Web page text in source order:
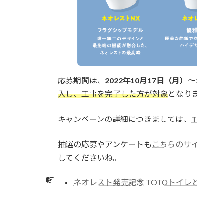
応募期間は、 2022年10月17日（月）～
入し、工事を完了した方が対象となり
キャンペーンの詳細につきましては、
抽選の応募やアンケートも こちらのサ
してくださいね。
ネオレスト発売記念 TOTOトイレ